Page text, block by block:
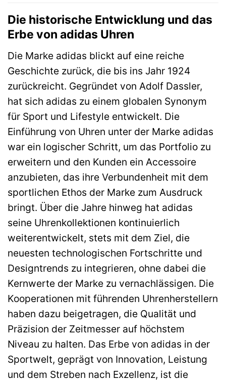
Die historische Entwicklung und das
Erbe von adidas Uhren
Die Marke adidas blickt auf eine reiche
Geschichte zurück, die bis ins Jahr 1924
zurückreicht. Gegründet von Adolf Dassler,
hat sich adidas zu einem globalen Synonym
für Sport und Lifestyle entwickelt. Die
Einführung von Uhren unter der Marke adidas
war ein logischer Schritt, um das Portfolio zu
erweitern und den Kunden ein Accessoire
anzubieten, das ihre Verbundenheit mit dem
sportlichen Ethos der Marke zum Ausdruck
bringt. Über die Jahre hinweg hat adidas
seine Uhrenkollektionen kontinuierlich
weiterentwickelt, stets mit dem Ziel, die
neuesten technologischen Fortschritte und
Designtrends zu integrieren, ohne dabei die
Kernwerte der Marke zu vernachlässigen. Die
Kooperationen mit führenden Uhrenherstellern
haben dazu beigetragen, die Qualität und
Präzision der Zeitmesser auf höchstem
Niveau zu halten. Das Erbe von adidas in der
Sportwelt, geprägt von Innovation, Leistung
und dem Streben nach Exzellenz, ist die